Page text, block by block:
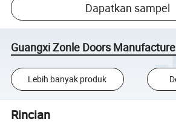
Dapatkan sampel
Guangxi Zonle Doors
Lebih banyak produk
Rincian